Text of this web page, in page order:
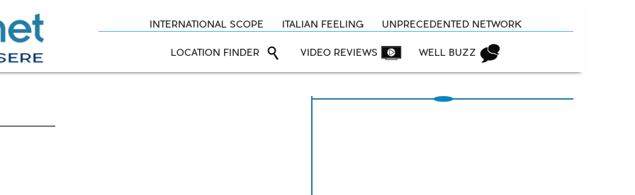
INTERNATIONAL SCOPE ITALIAN FEELING UNPRECEDENTED NETWORK
LOCATION FINDER VIDEO REVIEWS WELL BUZZ